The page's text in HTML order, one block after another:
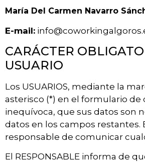
María Del Carmen Navarro
E-mail:
CARÁCTER
USUARIO
Los USUARIOS, mediante la
asterisco (*) en el formulario
inequívoca, que sus datos son
datos en los campos restantes.
responsable de comunicar
El RESPONSABLE informa de